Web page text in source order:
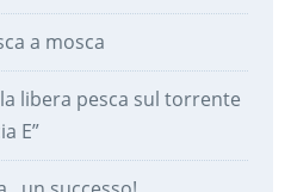
a mosca
libera pesca sul torrente
E”